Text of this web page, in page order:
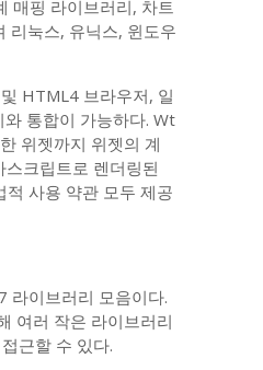
매핑 라이브러리, 차트
리눅스, 유닉스, 윈도우
HTML4 브라우저, 일
통합이 가능하다. Wt
위젯까지 위젯의 계
크립트로 렌더링된
사용 약관 모두 제공
라이브러리 모음이다.
여러 작은 라이브러리
근할 수 있다.